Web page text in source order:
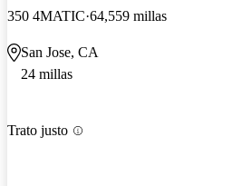
350 4MATIC 64,559 millas
San Jose, CA
24 millas
Trato justo